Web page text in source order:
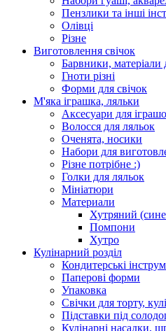
Пензлики та інші
Олівці
Різне
Виготовлення свічок
Барвники, матеріали
Гноти різні
Форми для свічок
М'яка іграшка, ляльки
Аксесуари для
Волосся для ляльок
Оченята, носики
Набори для
Різне потрібне :)
Голки для ляльок
Мініатюри
Материали
Хутряний
Помпони
Хутро
Кулінарний розділ
Кондитерські
Паперові форми
Упаковка
Свічки для торту,
Підставки під
Кулінарні насадки,